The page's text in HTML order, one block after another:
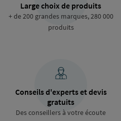
Large choix de produits
+ de 200 grandes marques, 280 000
produits
Conseils d'experts et devis
gratuits
Des conseillers à votre écoute